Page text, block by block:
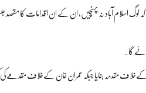
لوگ اسلام آباد نہ پہنچیں، ان کے ان اقدامات کا مقصد
گا۔
مقدمہ بنایا جبکہ عمران خان کےخلاف مقدمےکی